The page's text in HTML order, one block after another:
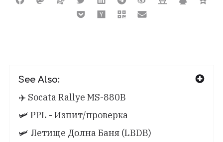
See Also:
✈️ Socata Rallye MS-880B
🛩️ PPL - Изпит/проверка
🛩️ Летище Долна Баня (LBDB)